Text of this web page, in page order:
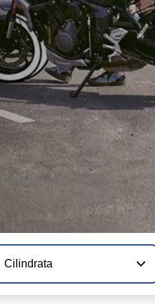
Cilindrata